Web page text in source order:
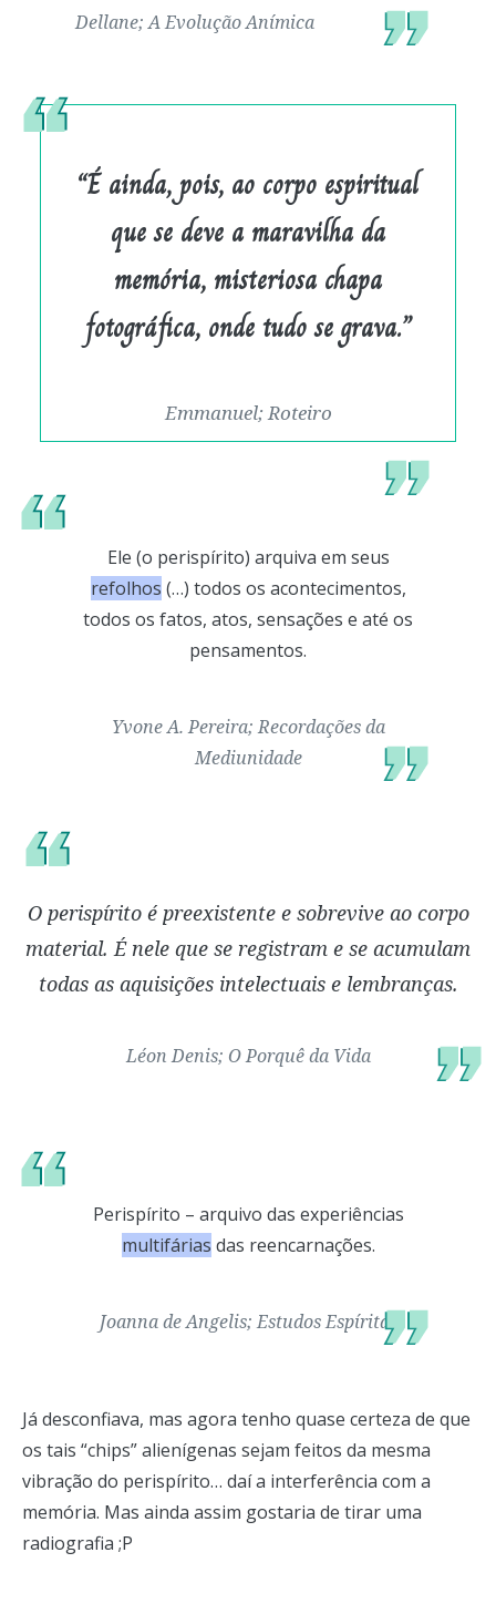
Dellane; A Evolução Anímica
“É ainda, pois, ao corpo espiritual
que se deve a maravilha da
memória, misteriosa chapa
fotográfica, onde tudo se grava.”
Emmanuel; Roteiro
Ele (o perispírito) arquiva em seus
refolhos (…) todos os acontecimentos,
todos os fatos, atos, sensações e até os
pensamentos.
Yvone A. Pereira; Recordações da
Mediunidade
O perispírito é preexistente e sobrevive ao corpo
material. É nele que se registram e se acumulam
todas as aquisições intelectuais e lembranças.
Léon Denis; O Porquê da Vida
Perispírito – arquivo das experiências
multifárias das reencarnações.
Joanna de Angelis; Estudos Espíritas
Já desconfiava, mas agora tenho quase certeza de que
os tais “chips” alienígenas sejam feitos da mesma
vibração do perispírito… daí a interferência com a
memória. Mas ainda assim gostaria de tirar uma
radiografia ;P